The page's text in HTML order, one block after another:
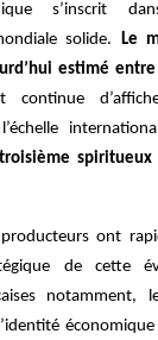
s’inscrit
solide. Le
estimé
continue
chelle
ème spiritueux
ont
de cette
notamment,
identité